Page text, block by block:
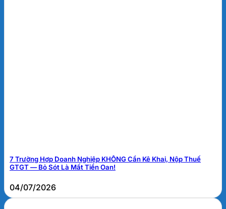
7 Trường Hợp Doanh Nghiệp KHÔNG Cần Kê Khai, Nộp Thuế
GTGT — Bỏ Sót Là Mất Tiền Oan!
04/07/2026